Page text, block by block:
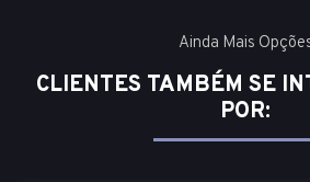
Ainda Mais
CLIENTES TAMBÉM SE
POR: